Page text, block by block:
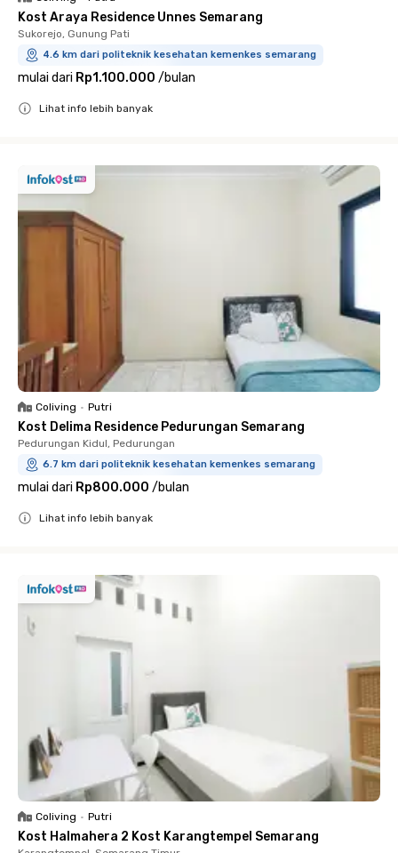
Kost Araya Residence Unnes Semarang
Sukorejo, Gunung Pati
4.6 km dari politeknik kesehatan kemenkes semarang
mulai dari Rp1.100.000 /bulan
Lihat info lebih banyak
Coliving • Putri
Kost Delima Residence Pedurungan Semarang
Pedurungan Kidul, Pedurungan
6.7 km dari politeknik kesehatan kemenkes semarang
mulai dari Rp800.000 /bulan
Lihat info lebih banyak
Coliving • Putri
Kost Halmahera 2 Kost Karangtempel Semarang